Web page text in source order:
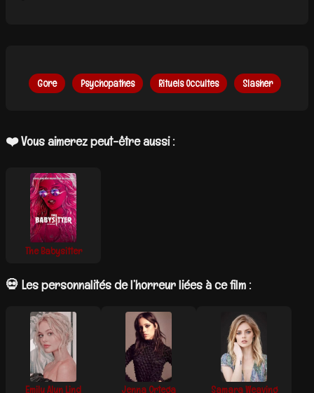
Gore Psychopathes Rituels Occultes Slasher
❤️ Vous aimerez peut-être aussi :
The Babysitter
💀 Les personnalités de l’horreur liées à ce film :
Emily Alyn Lind Jenna Ortega Samara Weaving